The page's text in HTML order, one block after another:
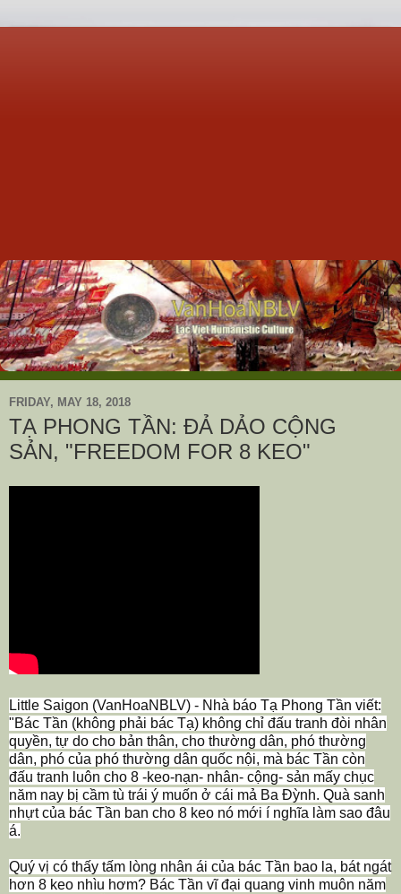
FRIDAY, MAY 18, 2018
TẠ PHONG TẦN: ĐẢ DẢO CỘNG
SẢN, "FREEDOM FOR 8 KEO"
Little Saigon (VanHoaNBLV) - Nhà báo Tạ Phong Tần viết:
"Bác Tần (không phải bác Tạ) không chỉ đấu tranh đòi nhân
quyền, tự do cho bản thân, cho thường dân, phó thường
dân, phó của phó thường dân quốc nội, mà bác Tần còn
đấu tranh luôn cho 8 -keo-nạn- nhân- cộng- sản mấy chục
năm nay bị cầm tù trái ý muốn ở cái mả Ba Đỳnh. Quà sanh
nhựt của bác Tần ban cho 8 keo nó mới í nghĩa làm sao đâu
á.
Quý vị có thấy tấm lòng nhân ái của bác Tần bao la, bát ngát
hơn 8 keo nhìu hơm? Bác Tần vĩ đại quang vinh muôn năm